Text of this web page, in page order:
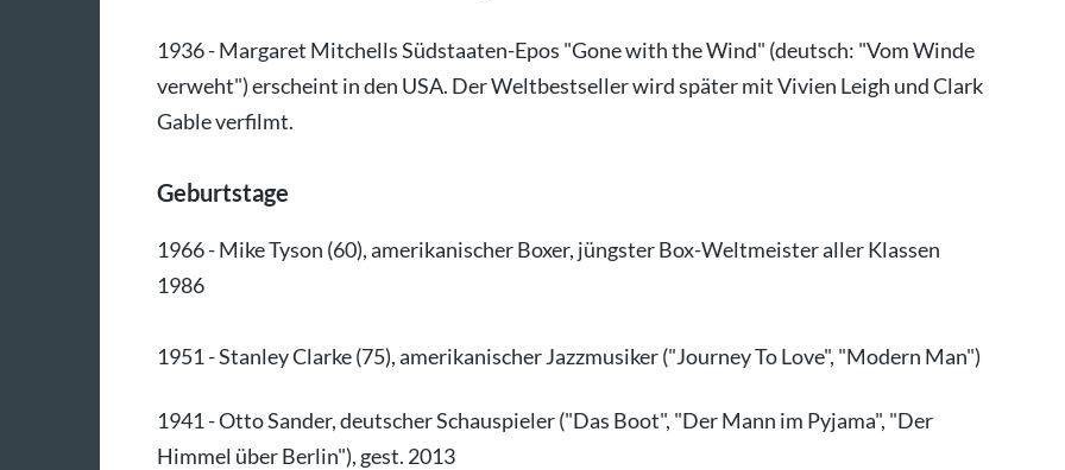
1936 - Margaret Mitchells Südstaaten-Epos "Gone with the Wind" (deutsch: "Vom Winde
verweht") erscheint in den USA. Der Weltbestseller wird später mit Vivien Leigh und Clark
Gable verfilmt.
Geburtstage
1966 - Mike Tyson (60), amerikanischer Boxer, jüngster Box-Weltmeister aller Klassen
1986
1951 - Stanley Clarke (75), amerikanischer Jazzmusiker ("Journey To Love", "Modern Man")
1941 - Otto Sander, deutscher Schauspieler ("Das Boot", "Der Mann im Pyjama", "Der
Himmel über Berlin"), gest. 2013